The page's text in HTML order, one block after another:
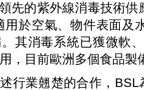
先的紫外線消毒技術
用於空氣、物件表面及
其消毒系統已獲微軟
，目前歐洲多個食品製
行業翹楚的合作，